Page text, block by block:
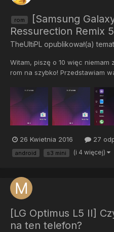
rom
[Samsung
Ressurection Remix
TheUltiPL opublikował(a)
Witam, piszę o 10 więc niemam
rom na szybko! Przedstawiam
rom stabilny XD.Rom jest
sprawia ogromną przyjemność
26 Kwietnia 2016 27
android s3 mini (i 4 więcej)
[LG Optimus L5 II]
na ten telefon?